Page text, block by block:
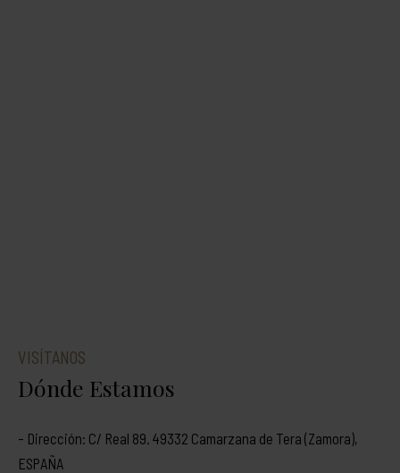
VISÍTANOS
Dónde Estamos
- Dirección: C/ Real 89. 49332 Camarzana de Tera (Zamora),
ESPAÑA